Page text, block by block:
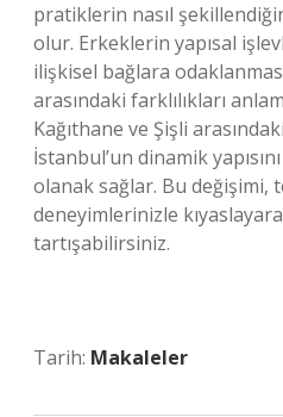
pratiklerin nasıl
olur. Erkeklerin yapısal
ilişkisel bağlara
arasındaki farklılıkları
Kağıthane ve Şişli
İstanbul’un dinamik
olanak sağlar. Bu değişimi,
deneyimlerinizle
tartışabilirsiniz.
Tarih: Makaleler